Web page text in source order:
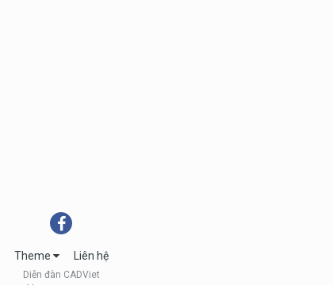
Theme Liên hệ
Diễn đàn CADViet